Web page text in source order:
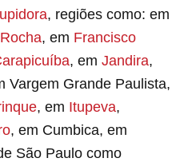
, regiões como: em
, em Francisco
, em Jandira,
Vargem Grande Paulista,
, em Itupeva,
, em Cumbica, em
São Paulo como